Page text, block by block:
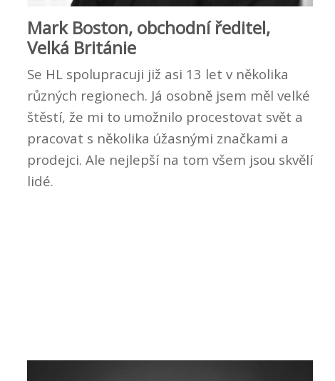
Mark Boston, obchodní ředitel,
Velká Británie
Se HL spolupracuji již asi 13 let v několika
různých regionech. Já osobně jsem měl velké
štěstí, že mi to umožnilo procestovat svět a
pracovat s několika úžasnými značkami a
prodejci. Ale nejlepší na tom všem jsou skvělí
lidé.